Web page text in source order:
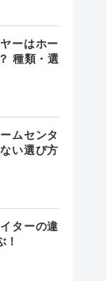
ーはホー
種類・選
ムセンタ
い選び方
ターの違
！